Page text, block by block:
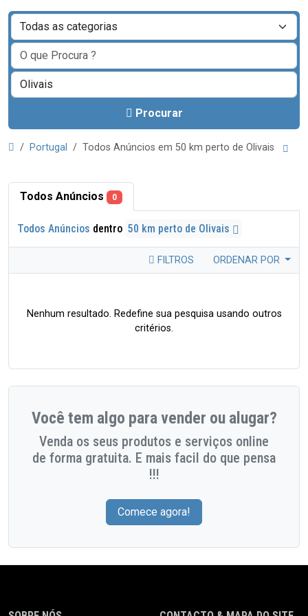
Procurar
Portugal Todos Anúncios em 50 km perto de Olivais
Todos Anúncios 0
Todos Anúncios dentro 50 km perto de Olivais
FILTROS ORDENAR POR
Nenhum resultado. Redefine sua pesquisa usando outros
critérios.
Você tem algo para vender ou alugar?
Venda os seus produtos e serviços online
de forma gratuita. E mais facil do que pensa
!!!
Comece agora!